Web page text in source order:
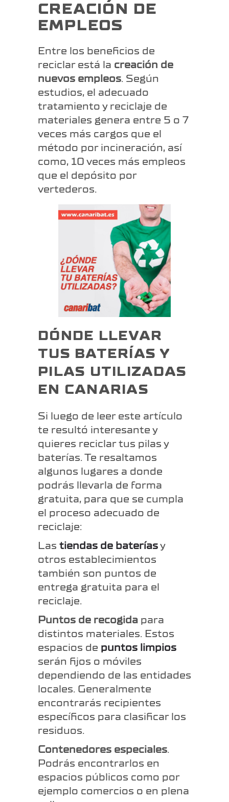
CREACIÓN DE
EMPLEOS
Entre los beneficios de
reciclar está la creación de
nuevos empleos. Según
estudios, el adecuado
tratamiento y reciclaje de
materiales genera entre 5 o 7
veces más cargos que el
método por incineración, así
como, 10 veces más empleos
que el depósito por
vertederos.
DÓNDE LLEVAR
TUS BATERÍAS Y
PILAS UTILIZADAS
EN CANARIAS
Si luego de leer este artículo
te resultó interesante y
quieres reciclar tus pilas y
baterías. Te resaltamos
algunos lugares a donde
podrás llevarla de forma
gratuita, para que se cumpla
el proceso adecuado de
reciclaje:
Las tiendas de bateríasy
otros establecimientos
también son puntos de
entrega gratuita para el
reciclaje.
Puntos de recogida para
distintos materiales. Estos
espacios de puntos limpios
serán fijos o móviles
dependiendo de las entidades
locales. Generalmente
encontrarás recipientes
específicos para clasificar los
residuos.
Contenedores especiales.
Podrás encontrarlos en
espacios públicos como por
ejemplo comercios o en plena